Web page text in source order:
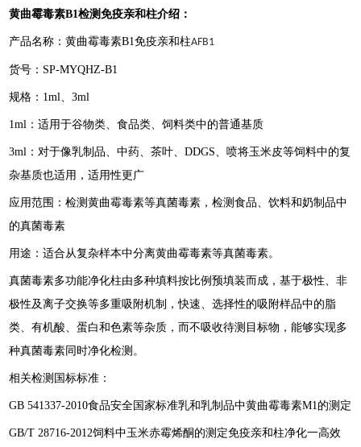
黄曲霉毒素B1检测免疫亲和柱介绍：
产品名称：黄曲霉毒素B1免疫亲和柱AFB1
货号：SP-MYQHZ-B1
规格：1ml、3ml
1ml：适用于谷物类、食品类、饲料类中的普通基质
3ml：对于像乳制品、中药、茶叶、DDGS、喷将玉米皮等饲料中的复
杂基质也适用，适用性更广
应用范围：检测黄曲霉毒素等真菌毒素，检测食品、饮料和奶制品中
的真菌毒素
用途：适合从复杂样本中分离黄曲霉毒素等真菌毒素。
真菌毒素多功能净化柱由多种填料按比例预填装而成，基于极性、非
极性及离子交换等多重吸附机制，快速、选择性的吸附样品中的脂
类、有机酸、蛋白和色素等杂质，而不吸收待测目标物，能够实现多
种真菌毒素同时净化检测。
相关检测国标标准：
GB 541337-2010食品安全国家标准乳和乳制品中黄曲霉毒素M1的测定
GB/T 28716-2012饲料中玉米赤霉烯酮的测定免疫亲和柱净化一高效